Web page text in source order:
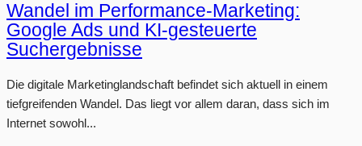
Wandel im Performance-Marketing:
Google Ads und KI-gesteuerte
Suchergebnisse
Die digitale Marketinglandschaft befindet sich aktuell in einem
tiefgreifenden Wandel. Das liegt vor allem daran, dass sich im
Internet sowohl...